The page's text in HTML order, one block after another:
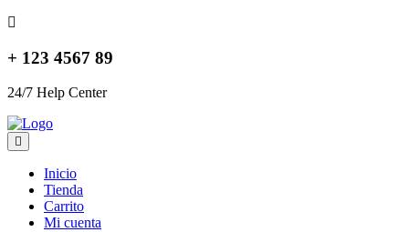
+ 123 4567 89
24/7 Help Center
Inicio
Tienda
Carrito
Mi cuenta